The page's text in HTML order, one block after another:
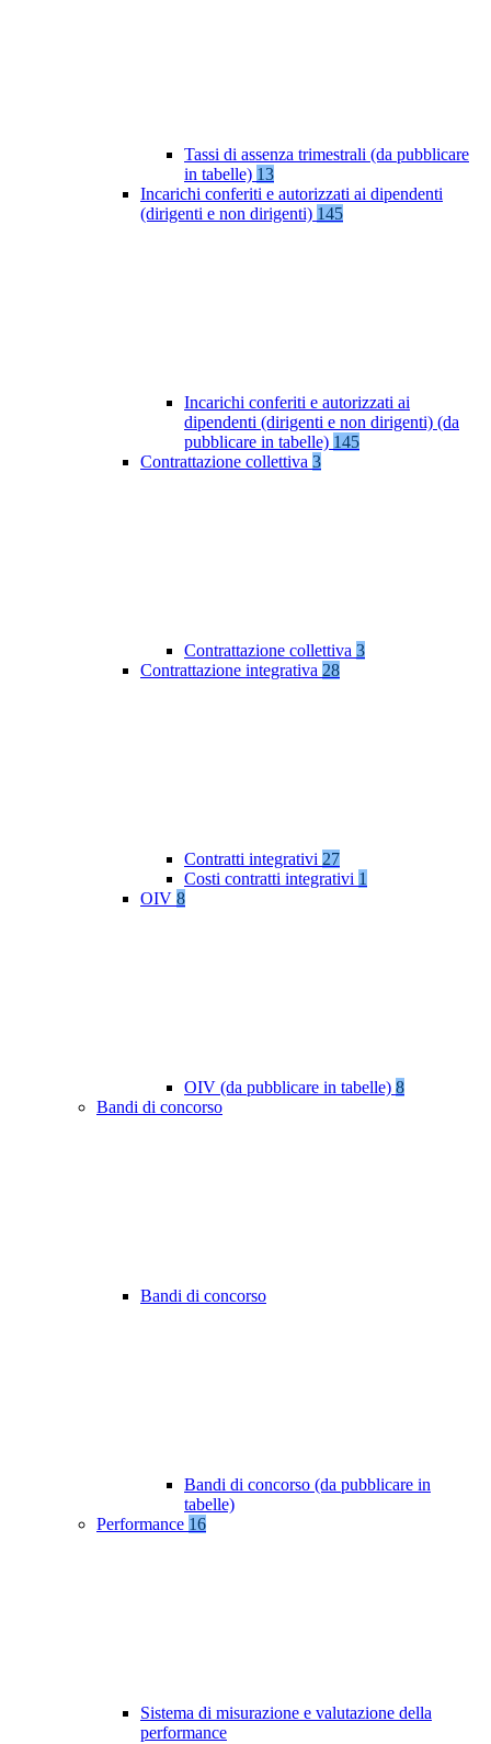
Tassi di assenza trimestrali (da pubblicare
in tabelle) 13
Incarichi conferiti e autorizzati ai dipendenti
(dirigenti e non dirigenti) 145
Incarichi conferiti e autorizzati ai
dipendenti (dirigenti e non dirigenti) (da
pubblicare in tabelle) 145
Contrattazione collettiva 3
Contrattazione collettiva 3
Contrattazione integrativa 28
Contratti integrativi 27
Costi contratti integrativi 1
OIV 8
OIV (da pubblicare in tabelle) 8
Bandi di concorso
Bandi di concorso
Bandi di concorso (da pubblicare in
tabelle)
Performance 16
Sistema di misurazione e valutazione della
performance